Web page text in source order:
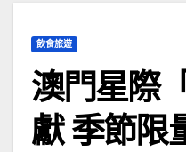
飲食旅遊
澳門星際
獻 季節限